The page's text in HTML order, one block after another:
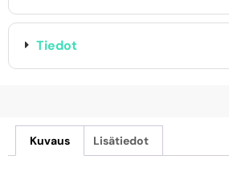
Tiedot
Kuvaus Lisätiedot